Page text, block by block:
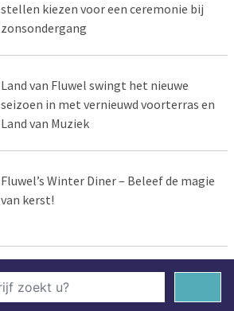
stellen kiezen voor een ceremonie bij
zonsondergang
Land van Fluwel swingt het nieuwe
seizoen in met vernieuwd voorterras en
Land van Muziek
Fluwel’s Winter Diner – Beleef de magie
van kerst!